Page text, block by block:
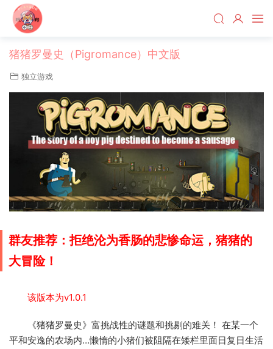
猪猪罗曼史（Pigromance）中文版
独立游戏
群友推荐： 拒绝沦为香肠的悲惨命运，猪猪的
大冒险！
该版本为v1.0.1
《猪猪罗曼史》富挑战性的谜题和挑剔的难关！ 在某一个
平和安逸的农场内…懒惰的小猪们被阻隔在矮栏里面日复日生活